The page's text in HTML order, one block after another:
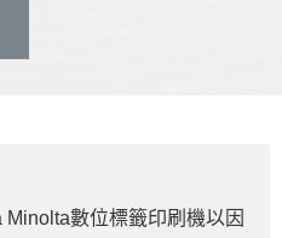
數位標籤印刷機以因